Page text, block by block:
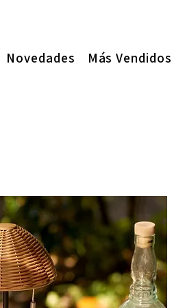
Novedades Más Vendidos